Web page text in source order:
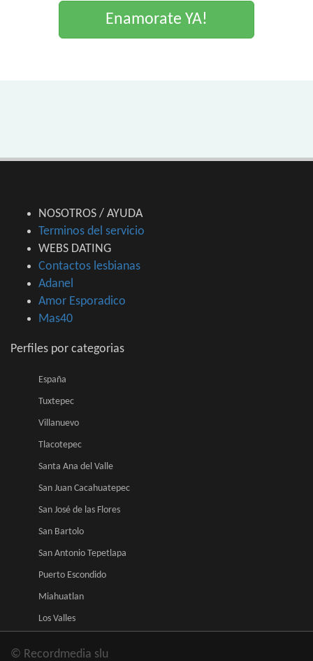
Enamorate YA!
NOSOTROS / AYUDA
Terminos del servicio
WEBS DATING
Contactos lesbianas
Adanel
Amor Esporadico
Mas40
Perfiles por categorias
España
Tuxtepec
Villanuevo
Tlacotepec
Santa Ana del Valle
San Juan Cacahuatepec
San José de las Flores
San Bartolo
San Antonio Tepetlapa
Puerto Escondido
Miahuatlan
Los Valles
© Recordmedia slu